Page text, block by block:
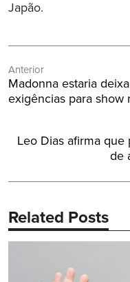
Japão.
de
Post
Anterior
Post
Anterior:
Madonna estaria
exigências para show
Próximo
Leo Dias afirma que
de
Related Posts